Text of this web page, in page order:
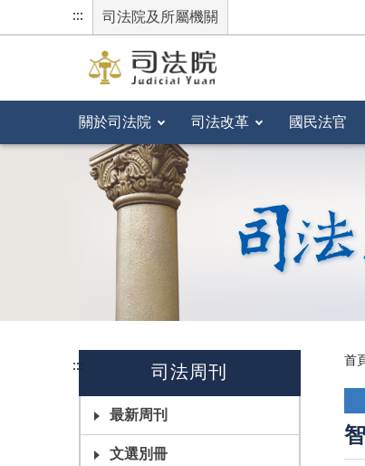
::: 司法院及所屬機關
關於司法院 司法改革 國民法官
::: 司法周刊
最新周刊
文選別冊
首